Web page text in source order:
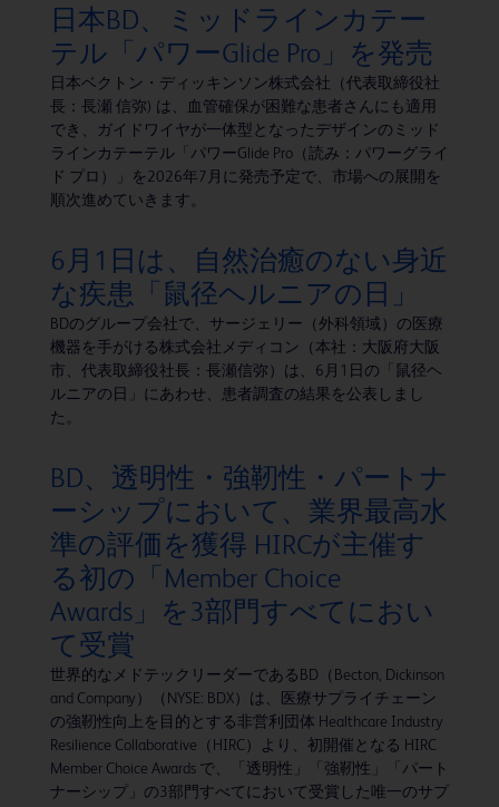
日本BD、ミッドラインカテー
テル「パワーGlide Pro」を発売
日本ベクトン・ディッキンソン株式会社（代表取締役社
長：長瀬 信弥) は、血管確保が困難な患者さんにも適用
でき、ガイドワイヤが一体型となったデザインのミッド
ラインカテーテル「パワーGlide Pro（読み：パワーグライ
ド プロ）」を2026年7月に発売予定で、市場への展開を
順次進めていきます。
6月1日は、自然治癒のない身近
な疾患「鼠径ヘルニアの日」
BDのグループ会社で、サージェリー（外科領域）の医療
機器を手がける株式会社メディコン（本社：大阪府大阪
市、代表取締役社長：長瀬信弥）は、6月1日の「鼠径ヘ
ルニアの日」にあわせ、患者調査の結果を公表しまし
た。
BD、透明性・強靭性・パートナ
ーシップにおいて、業界最高水
準の評価を獲得 HIRCが主催す
る初の「Member Choice
Awards」を3部門すべてにおい
て受賞
世界的なメドテックリーダーであるBD（Becton, Dickinson
and Company）（NYSE: BDX）は、医療サプライチェーン
の強靭性向上を目的とする非営利団体 Healthcare Industry
Resilience Collaborative（HIRC）より、初開催となる HIRC
Member Choice Awards で、「透明性」「強靭性」「パート
ナーシップ」の3部門すべてにおいて受賞した唯一のサプ